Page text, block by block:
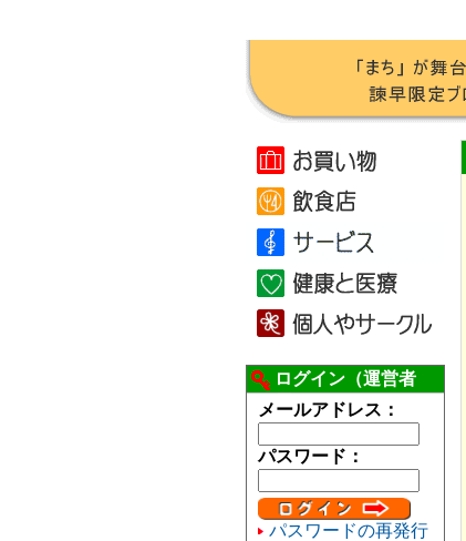
ログイン（運営者
用）
メールアドレス：
パスワード：
パスワードの再発行